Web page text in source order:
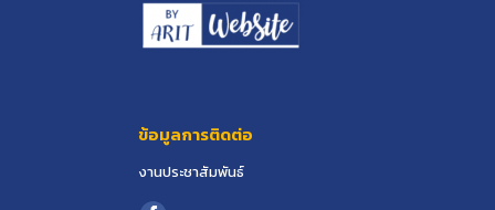
ข้อมูลการติดต่อ
งานประชาสัมพันธ์